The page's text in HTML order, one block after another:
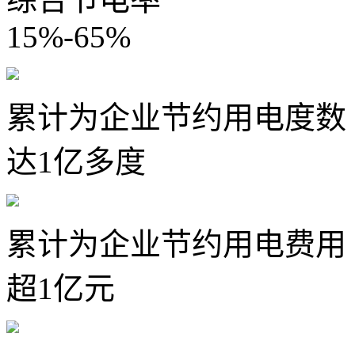
15%-65%
累计为企业节约用电度数
达1亿多度
累计为企业节约用电费用
超1亿元